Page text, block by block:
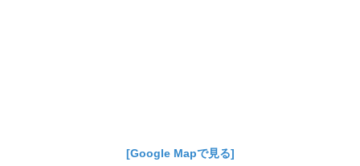
[Google Mapで見る]